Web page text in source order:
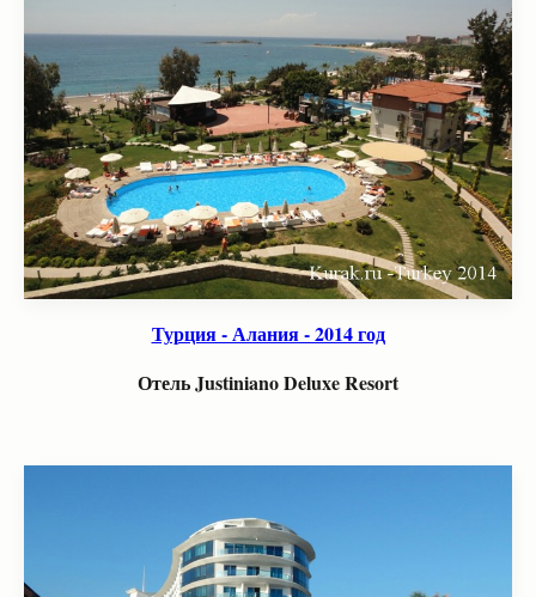
Турция - Алания - 2014 год
Отель Justiniano Deluxe Resort